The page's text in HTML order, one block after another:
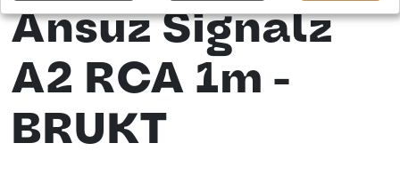
Ansuz Signalz
A2 RCA 1m -
BRUKT